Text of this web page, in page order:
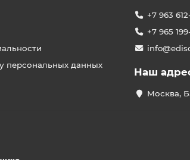
персональных данных
+7 963
+7 965
Наш
Москва,